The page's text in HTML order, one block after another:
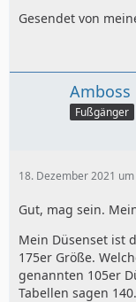
Gesendet von
Amboss
Fußgänger
18. Dezember 2021
Gut, mag sein.
Mein Düsenset ist
175er Größe.
genannten 105er
Tabellen sagen